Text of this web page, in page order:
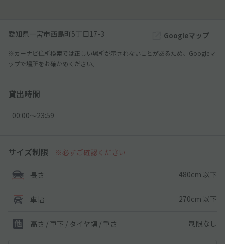
愛知県一宮市西島町5丁目17-3 Googleマップ
※カーナビ住所検索では正しい場所が示されないことがあるため、Googleマ
ップで場所をお確かめください。
貸出時間
00:00〜23:59
サイズ制限 ※必ずご確認ください
長さ 480cm 以下
車幅 270cm 以下
高さ / 車下 / タイヤ幅 / 重さ 制限なし